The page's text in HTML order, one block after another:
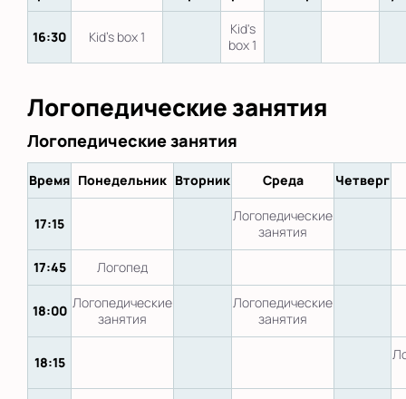
16:30 Kid's box 1
Kid's
box 1
Логопедические занятия
Логопедические занятия
Время Понедельник Вторник Среда Четверг
17:15
Логопедические
занятия
17:45 Логопед
18:00 Логопедические
занятия
Логопедические
занятия
18:15